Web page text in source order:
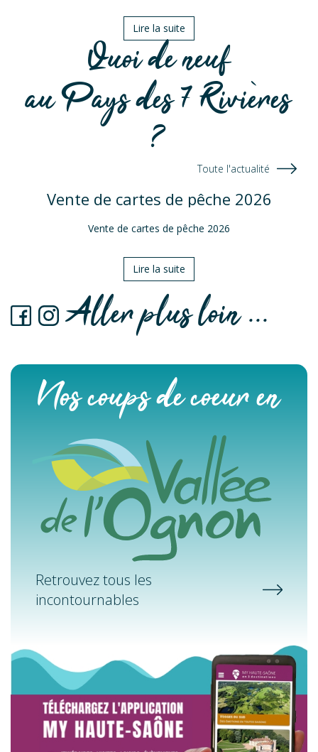
Lire la suite
Quoi de neuf
au Pays des 7 Rivières
?
Toute l'actualité
Vente de cartes de pêche 2026
Vente de cartes de pêche 2026
Lire la suite
Aller plus loin ...
Nos coups de coeur en
Retrouvez tous les
incontournables